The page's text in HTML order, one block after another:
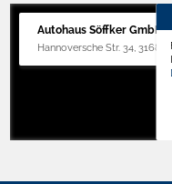
Autohaus Söffker GmbH
Hannoversche Str. 34, 31688